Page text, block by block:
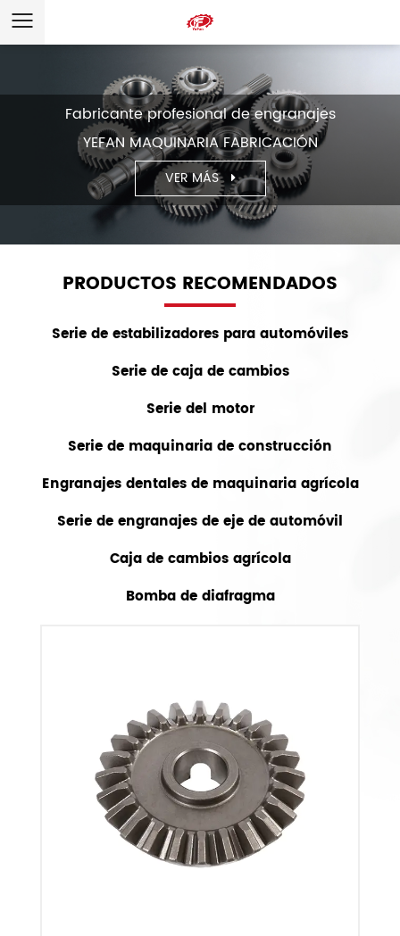
Fabricante profesional de engranajes
YEFAN MAQUINARIA FABRICACIÓN
VER MÁS
PRODUCTOS RECOMENDADOS
Serie de estabilizadores para automóviles
Serie de caja de cambios
Serie del motor
Serie de maquinaria de construcción
Engranajes dentales de maquinaria agrícola
Serie de engranajes de eje de automóvil
Caja de cambios agrícola
Bomba de diafragma